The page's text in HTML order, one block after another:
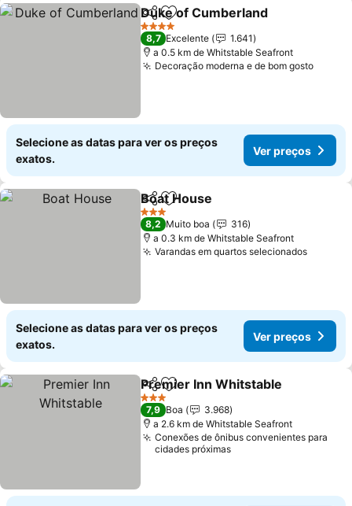
PartilharAdicionar aos favoritos
Duke of Cumberland
4 Estrelas
8,7 Excelente
1.641
a 0.5 km de Whitstable Seafront
Decoração moderna e de bom gostoVer
Selecione as datas para ver os preços
exatos.
Ver preços
PartilharAdicionar aos favoritos
Boat House
3 Estrelas
8,2 Muito boa
316
a 0.3 km de Whitstable Seafront
Varandas em quartos selecionadosVer
Selecione as datas para ver os preços
exatos.
Ver preços
PartilharAdicionar aos favoritos
Premier Inn Whitstable
3 Estrelas
7,9 Boa
3.968
a 2.6 km de Whitstable Seafront
Conexões de ônibus convenientes para
cidades próximas